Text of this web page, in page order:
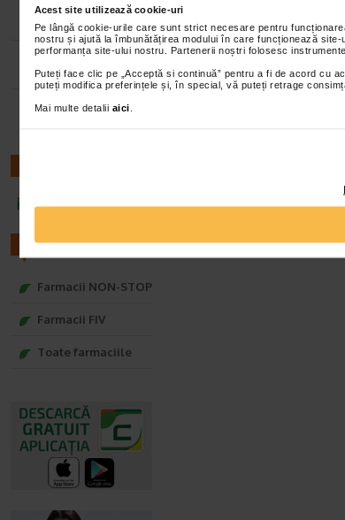
Acest site utilizează cookie-uri
Pe lângă cookie-urile care sunt strict necesare pentru
nostru și ajută la îmbunătățirea modului în care funcționează
performanța site-ului nostru. Partenerii noștri folosesc
Puteți face clic pe „Acceptă si continuă” pentru a fi de acord cu
puteți modifica preferințele și, în special, vă puteți retrage
Mai multe detalii aici
Ce Oftapic ti se
potriveste
Adora – Adorabili
din prima clipa
Seturi cadou
infoline@catena.ro
FARMACII
Farmacii NON-STOP
Farmacii FIV
Toate farmaciile